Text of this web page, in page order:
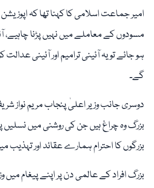
امیر جماعت اسلامی کا کہنا تھا کہ
مسودوں کے معاملے میں نہیں پڑنا چاہیے،
ہو جائے تو یہ آئینی ترامیم اور آئینی
گے۔
دوسری جانب وزیر اعلیٰ پنجاب مریم نواز
بزرگ وہ چراغ ہیں جن کی روشنی میں نسلیں
بزرگوں کا احترام ہمارے عقائد اور تہذیب
بزرگ افراد کے عالمی دن پر اپنے پیغام میں